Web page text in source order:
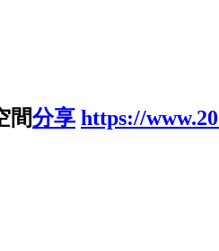
間分享 https://